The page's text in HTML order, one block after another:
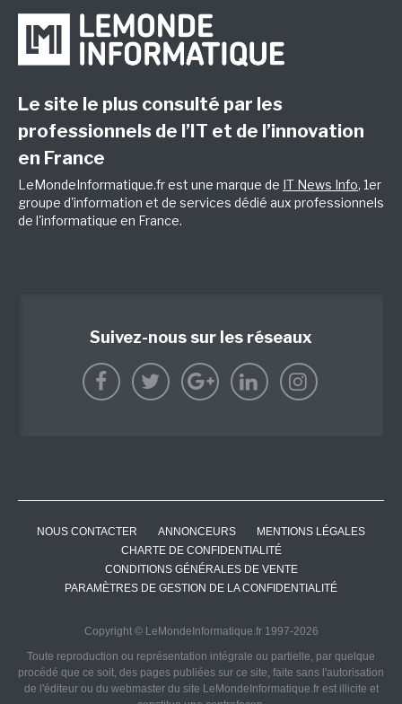
Le site le plus consulté par les
professionnels de l’IT et de l’innovation
en France
LeMondeInformatique.fr est une marque de IT News Info, 1er
groupe d'information et de services dédié aux professionnels
de l'informatique en France.
Suivez-nous sur les réseaux
NOUS CONTACTER ANNONCEURS
MENTIONS LÉGALES
CHARTE DE CONFIDENTIALITÉ
CONDITIONS GÉNÉRALES DE VENTE
PARAMÈTRES DE GESTION DE LA CONFIDENTIALITÉ
Copyright © LeMondeInformatique.fr 1997-2026
Toute reproduction ou représentation intégrale ou partielle, par quelque
procédé que ce soit, des pages publiées sur ce site, faite sans l'autorisation
de l'éditeur ou du webmaster du site LeMondeInformatique.fr est illicite et